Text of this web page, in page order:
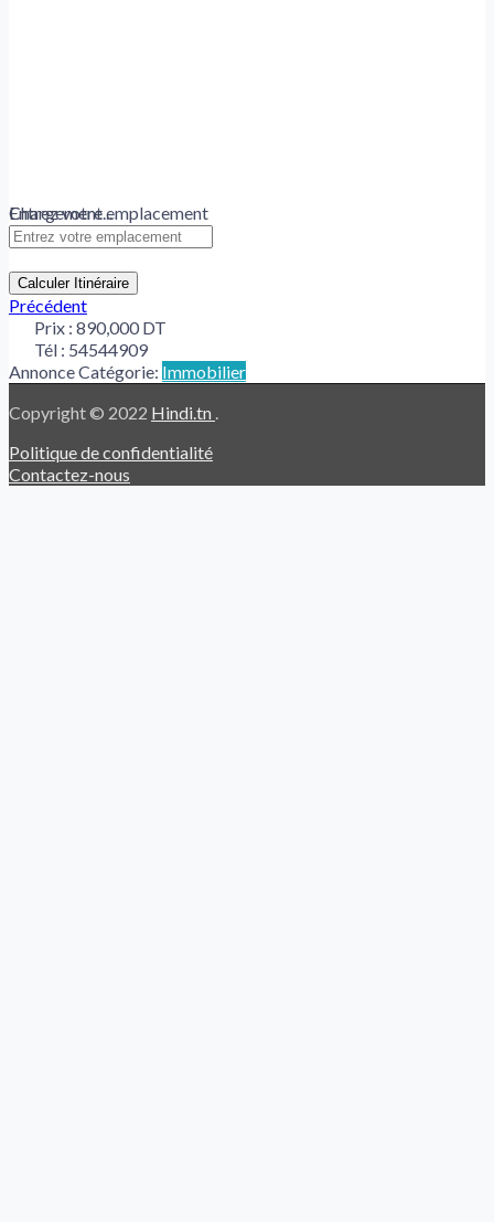
Chargement...
Entrez votre emplacement
Calculer Itinéraire
Précédent
Prix : 890,000 DT
Tél : 54544909
Annonce Catégorie: Immobilier
Copyright © 2022 Hindi.tn .
Politique de confidentialité
Contactez-nous